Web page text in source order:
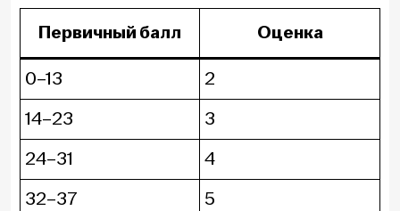
Первичный балл Оценка
0–13
2
14–23
3
24–31
4
32–37
5